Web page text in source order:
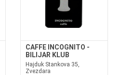
CAFFE INCOGNITO -
BILIJAR KLUB
Hajduk Stankova 35,
Zvezdara